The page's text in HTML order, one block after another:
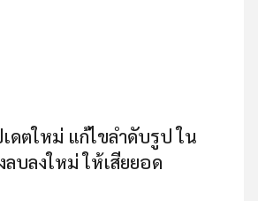
ดตใหม่ แก้ไขลำดับรูป ใน
บลงใหม่ ให้เสียยอด